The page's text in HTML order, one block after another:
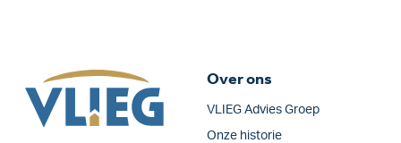
Over ons
VLIEG Advies Groep
Onze historie